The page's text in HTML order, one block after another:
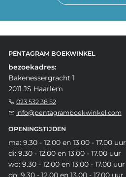
PENTAGRAM BOEKWINKEL
bezoekadres:
Bakenessergracht 1
2011 JS Haarlem
023 532 38 52
info@pentagramboekwinkel.com
OPENINGSTIJDEN
ma: 9.30 - 12.00 en 13.00 - 17.00 uur
di: 9.30 - 12.00 en 13.00 - 17.00 uur
wo: 9.30 - 12.00 en 13.00 - 17.00 uur
do: 9.30 - 12.00 en 13.00 - 17.00 uur